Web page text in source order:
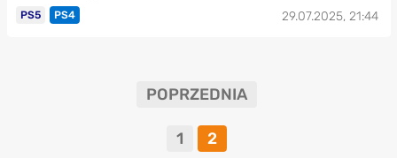
PS5 PS4 29.07.2025, 21:44
POPRZEDNIA
1 2